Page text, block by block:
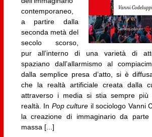
contemporaneo,
a partire dalla
seconda metà del
secolo scorso,
pur all’interno di una varietà di
spaziano dall’allarmismo al
dalla semplice presa d’atto, si è
che la realtà artificiale creata dalla
attraverso i media si stia sempre più
realtà. In Pop culture il sociologo Vanni
la creazione di immaginario da
massa [...]